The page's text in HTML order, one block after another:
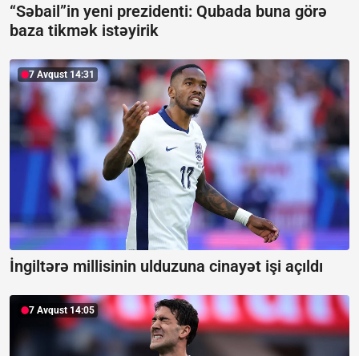
“Səbail”in yeni prezidenti: Qubada buna görə
baza tikmək istəyirik
7 Avqust 14:31
İngiltərə millisinin ulduzuna cinayət işi açıldı
7 Avqust 14:05